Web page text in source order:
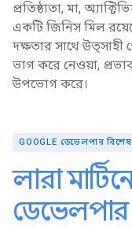
প্রতিষ্ঠাতা, মা,
একটি জিনিস মিল
দক্ষতার সাথে উত্সাহী
ভাগ করে নেওয়া,
উপভোগ করে।
GOOGLE ডেভেলপার
লারা
ডেভেলপার